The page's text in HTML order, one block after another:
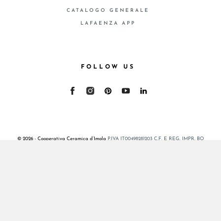
CATALOGO GENERALE
LAFAENZA APP
FOLLOW US
© 2026 - Cooperativa Ceramica d’Imola P.IVA IT00498281203 C.F. E REG. IMPR. BO